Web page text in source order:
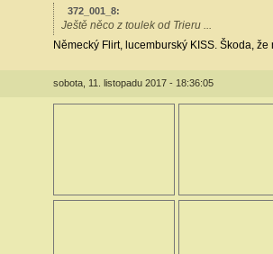
372_001_8:
Ještě něco z toulek od Trieru ...
Německý Flirt, lucemburský KISS. Škoda,
sobota, 11. listopadu 2017 - 18:36:05